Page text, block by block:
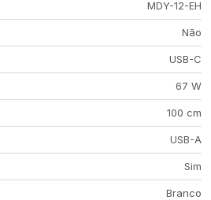
MDY-12-EH
Não
USB-C
67 W
100 cm
USB-A
Sim
Branco